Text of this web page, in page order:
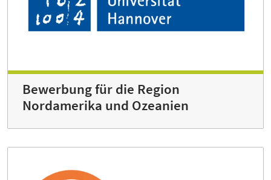
Bewerbung für die Region
Nordamerika und Ozeanien